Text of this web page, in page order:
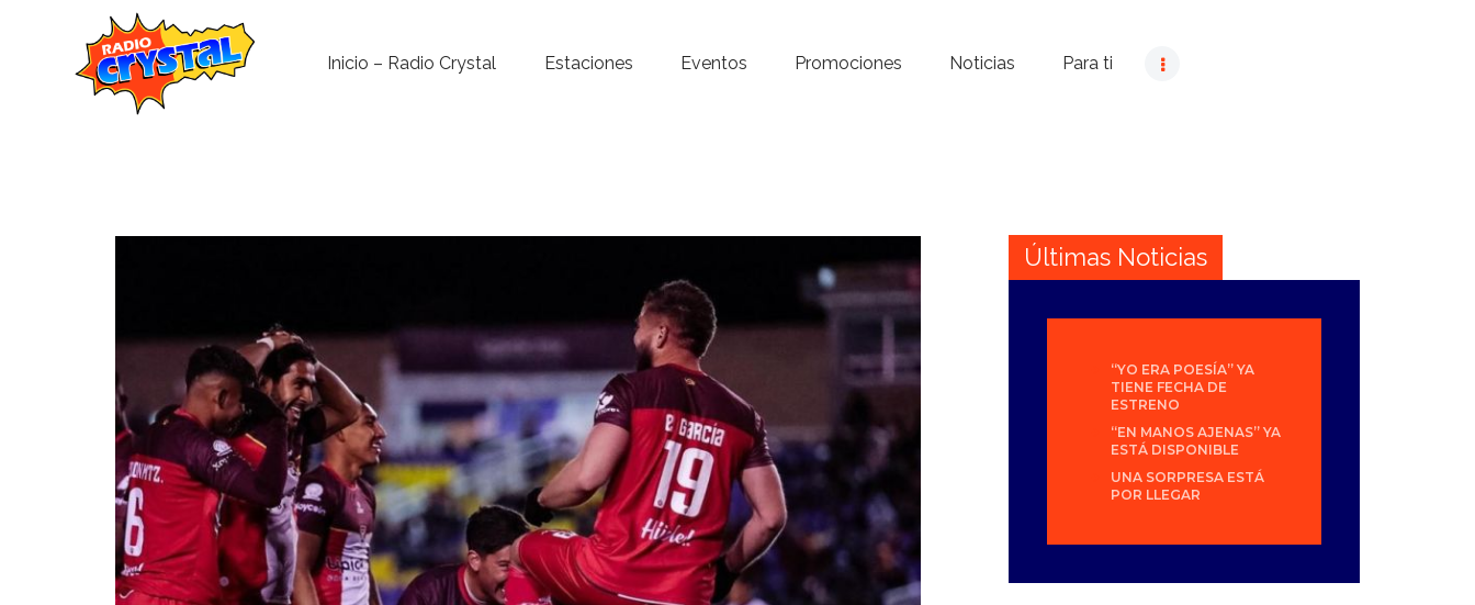
Inicio – Radio Crystal Estaciones Eventos Promociones Noticias Para ti
Para ti
Contacto
Últimas Noticias
“YO ERA POESÍA” YA
TIENE FECHA DE
ESTRENO
“EN MANOS AJENAS” YA
ESTÁ DISPONIBLE
UNA SORPRESA ESTÁ
POR LLEGAR